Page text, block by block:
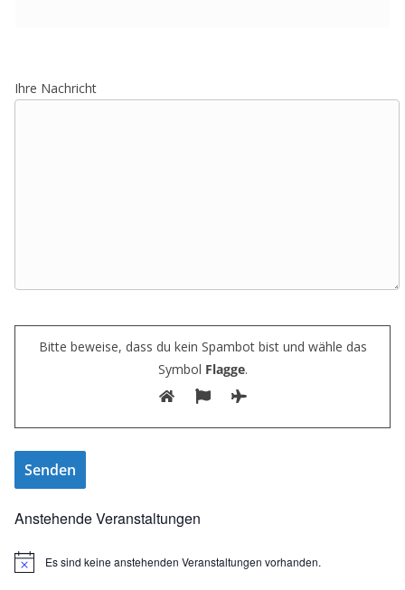
Ihre Nachricht
Bitte beweise, dass du kein Spambot bist und wähle das
Symbol Flagge.
Anstehende Veranstaltungen
H
Es sind keine anstehenden Veranstaltungen vorhanden.